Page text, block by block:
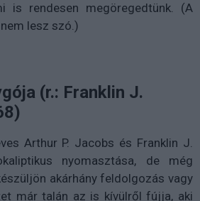
is rendesen megöregedtünk. (A
lesz szó.)
(r.: Franklin J.
Arthur P. Jacobs és Franklin J.
nyomasztása, de még
akárhány feldolgozás vagy
már talán az is kívülről fújja, aki